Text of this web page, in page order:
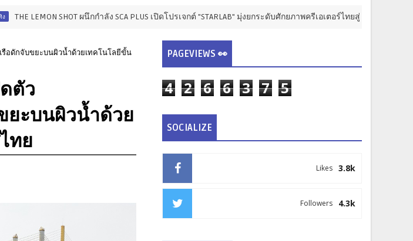
SHOT ผนึกกำลัง SCA PLUS เปิดโปรเจกต์ "STARLAB" มุ่งยกระดับศักยภาพครีเอเตอร์ไทยสู่เวทีสากล
รือดักจับขยะบนผิวน้ำด้วยเทคโนโลยีขั้น
ตัว
ยะบนผิวน้ำด้วย
ทย
PAGEVIEWS 👀
4 2 6 6 3 7 5
SOCIALIZE
3.8k
Likes
4.3k
Followers